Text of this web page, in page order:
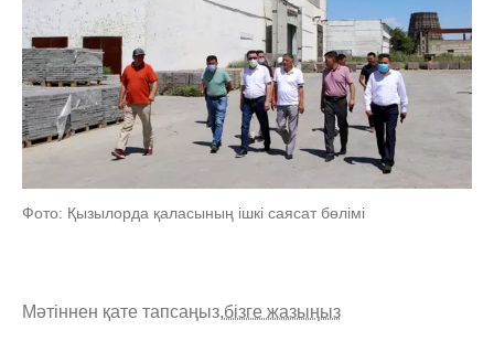
Фото: Қызылорда қаласының ішкі саясат бөлімі
Мәтіннен қате тапсаңыз,бізге жазыңыз